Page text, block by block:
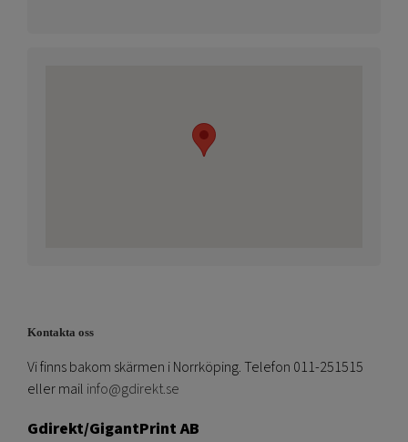
Kontakta oss
Vi finns bakom skärmen i Norrköping. Telefon 011-251515
eller mail info@gdirekt.se
Gdirekt/GigantPrint AB